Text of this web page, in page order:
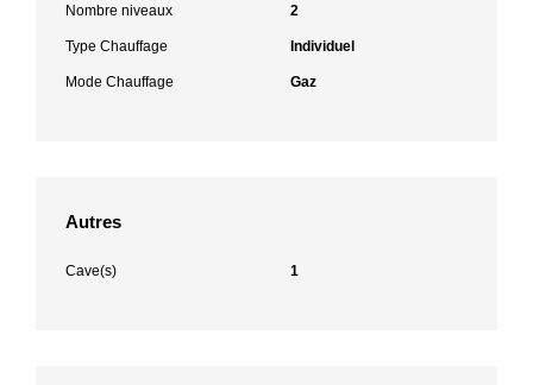
Nombre niveaux 2
Type Chauffage Individuel
Mode Chauffage Gaz
Autres
Cave(s) 1